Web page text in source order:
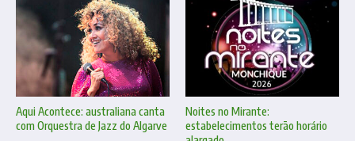
Aqui Acontece: australiana canta
com Orquestra de Jazz do Algarve
Noites no Mirante:
estabelecimentos terão horário